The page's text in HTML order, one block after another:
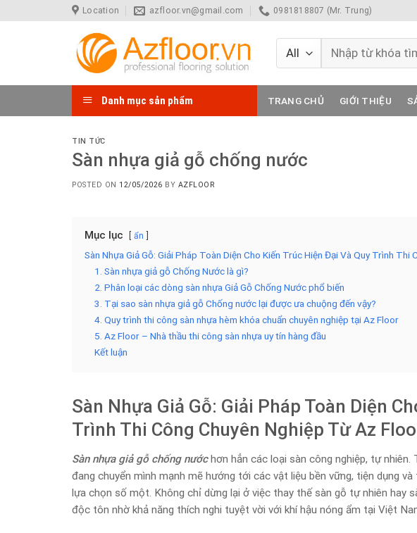
to
Location azfloor.vn@gmail.com 0981818807 (Mr. Trung)
Tìm
kiếm:
Danh mục sản phẩm TRANG CHỦ GIỚI THIỆU
TIN TỨC
Sàn nhựa giả gỗ chống nước
POSTED ON 12/05/2026 BY AZFLOOR
Mục lục ẩn
Sàn Nhựa Giả Gỗ: Giải Pháp Toàn Diện Cho Kiến Trúc Hiện Đại Và Quy Trình
1. Sàn nhựa giả gỗ Chống Nước là gì?
2. Phân loại các dòng sàn nhựa Giả Gỗ Chống Nước phổ biến
3. Tại sao sàn nhựa giả gỗ Chống nước lại được ưa chuộng đến vậy?
4. Quy trình thi công sàn nhựa hèm khóa chuẩn chuyên nghiệp tại Az Floor
5. Az Floor – Nhà thầu thi công sàn nhựa uy tín hàng đầu
Kết luận
Sàn Nhựa Giả Gỗ: Giải Pháp Toàn Diện
Trình Thi Công Chuyên Nghiệp Từ Az
Sàn nhựa giả gỗ chống nước hơn hẳn các loại sàn công nghiệp, tự
đang chuyển mình mạnh mẽ hướng tới các vật liệu bền vững, tiện dụng
lựa chọn số một. Không chỉ dừng lại ở việc thay thế sàn gỗ tự nhiên hay
độc tôn nhờ khả năng thích nghi tuyệt vời với khí hậu nóng ẩm tại Việt